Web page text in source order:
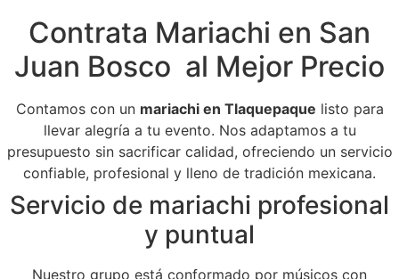
Contrata Mariachi en San
Juan Bosco al Mejor Precio
Contamos con un mariachi en Tlaquepaque listo para
llevar alegría a tu evento. Nos adaptamos a tu
presupuesto sin sacrificar calidad, ofreciendo un servicio
confiable, profesional y lleno de tradición mexicana.
Servicio de mariachi profesional
y puntual
Nuestro grupo está conformado por músicos con